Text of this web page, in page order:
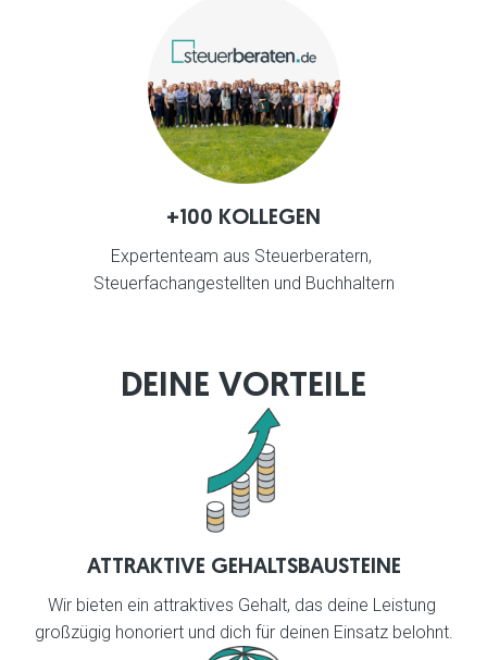
+100 KOLLEGEN
Expertenteam aus Steuerberatern,
Steuerfachangestellten und Buchhaltern
DEINE VORTEILE
ATTRAKTIVE GEHALTSBAUSTEINE
Wir bieten ein attraktives Gehalt, das deine Leistung
großzügig honoriert und dich für deinen Einsatz belohnt.